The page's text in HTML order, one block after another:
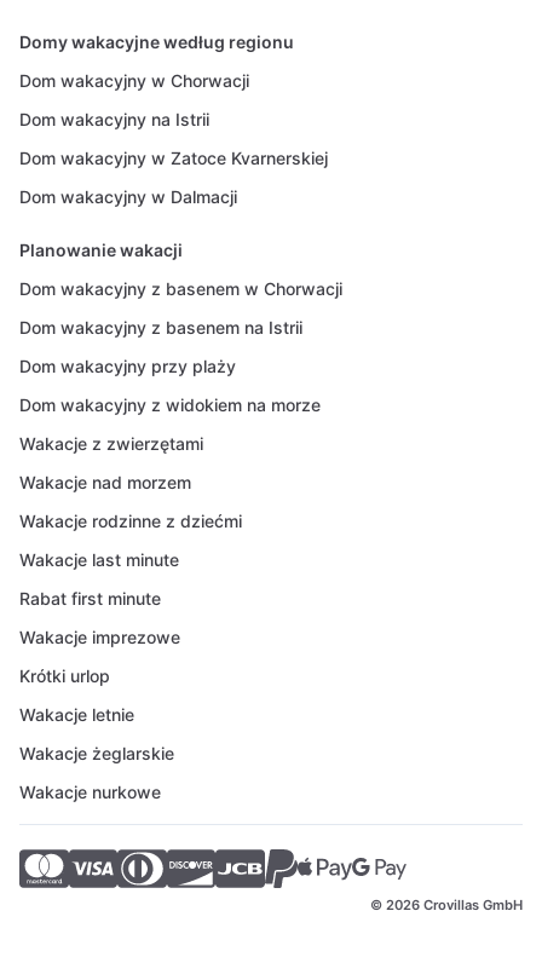
Domy wakacyjne według regionu
Dom wakacyjny w Chorwacji
Dom wakacyjny na Istrii
Dom wakacyjny w Zatoce Kvarnerskiej
Dom wakacyjny w Dalmacji
Planowanie wakacji
Dom wakacyjny z basenem w Chorwacji
Dom wakacyjny z basenem na Istrii
Dom wakacyjny przy plaży
Dom wakacyjny z widokiem na morze
Wakacje z zwierzętami
Wakacje nad morzem
Wakacje rodzinne z dziećmi
Wakacje last minute
Rabat first minute
Wakacje imprezowe
Krótki urlop
Wakacje letnie
Wakacje żeglarskie
Wakacje nurkowe
© 2026 Crovillas GmbH